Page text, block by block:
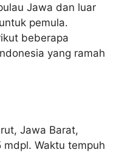
Jawa dan luar
pemula.
beberapa
yang ramah
Jawa Barat,
Waktu tempuh